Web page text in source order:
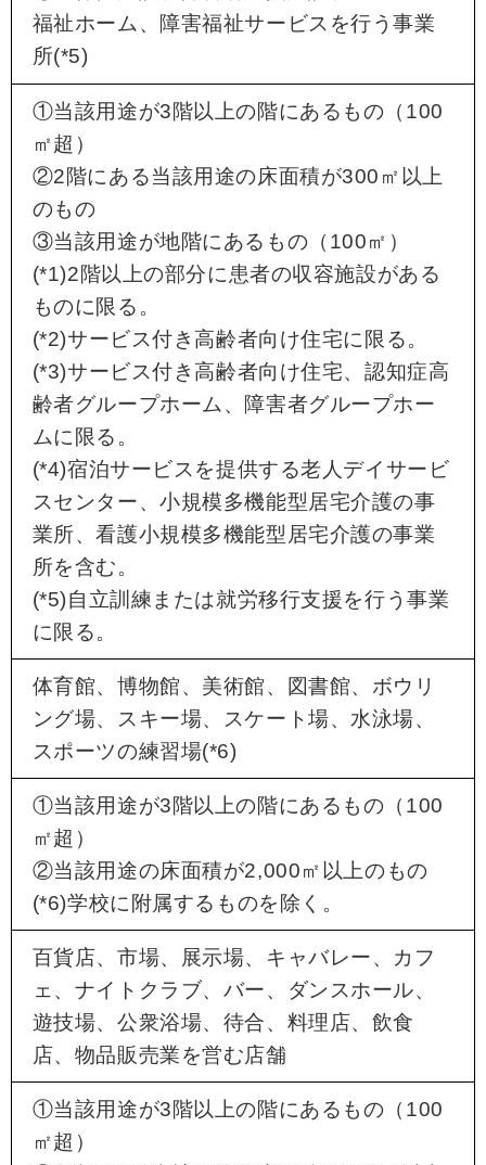
福祉ホーム、障害福祉サービスを行う事業
所(*5)
①当該用途が3階以上の階にあるもの（100
㎡超）
②2階にある当該用途の床面積が300㎡以上
のもの
③当該用途が地階にあるもの（100㎡）
(*1)2階以上の部分に患者の収容施設がある
ものに限る。
(*2)サービス付き高齢者向け住宅に限る。
(*3)サービス付き高齢者向け住宅、認知症高
齢者グループホーム、障害者グループホー
ムに限る。
(*4)宿泊サービスを提供する老人デイサービ
スセンター、小規模多機能型居宅介護の事
業所、看護小規模多機能型居宅介護の事業
所を含む。
(*5)自立訓練または就労移行支援を行う事業
に限る。
体育館、博物館、美術館、図書館、ボウリ
ング場、スキー場、スケート場、水泳場、
スポーツの練習場(*6)
①当該用途が3階以上の階にあるもの（100
㎡超）
②当該用途の床面積が2,000㎡以上のもの
(*6)学校に附属するものを除く。
百貨店、市場、展示場、キャバレー、カフ
ェ、ナイトクラブ、バー、ダンスホール、
遊技場、公衆浴場、待合、料理店、飲食
店、物品販売業を営む店舗
①当該用途が3階以上の階にあるもの（100
㎡超）